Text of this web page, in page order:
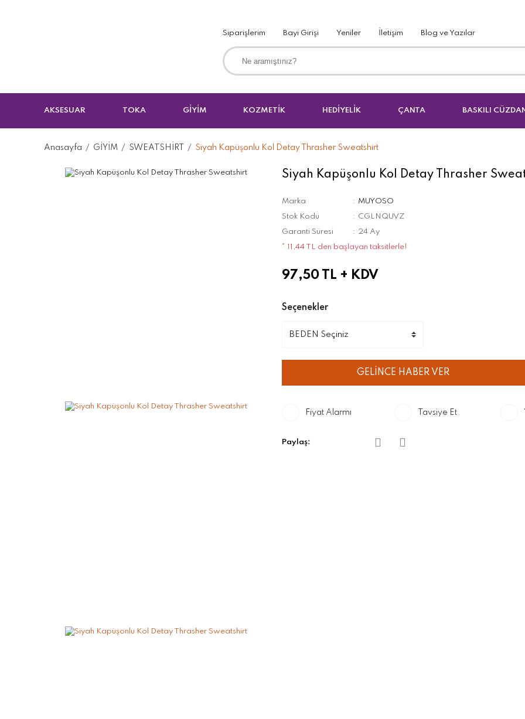
Siparişlerim Bayi Girişi Yeniler İletişim Blog ve Yazılar
AKSESUAR TOKA GİYİM KOZMETİK HEDİYELİK ÇANTA BASKILI
Anasayfa GİYİM SWEATSHİRT Siyah Kapüşonlu Kol Detay Thrasher Sweatshirt
Siyah Kapüşonlu Kol Detay Thrasher
Marka
MUYOSO
Stok Kodu
CGLNQUVZ
Garanti Süresi
24 Ay
* 11,44 TL den başlayan taksitlerle!
97,50 TL + KDV
Seçenekler
GELİNCE HABER VER
Fiyat Alarmı Tavsiye Et
Paylaş: